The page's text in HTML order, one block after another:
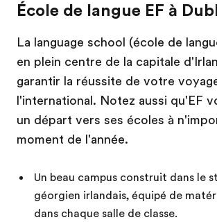
École de langue EF à
La language school (école de
en plein centre de la capitale
garantir la réussite de votre
l'international. Notez aussi qu'EF
un départ vers ses écoles à
moment de l'année.
Un beau campus construit dans le
géorgien irlandais, équipé de
dans chaque salle de classe.